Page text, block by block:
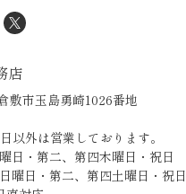
店
敷市玉島勇崎1026番地
以外は営業しております。
日・第二、第四木曜日・祝日
曜日・第二、第四土曜日・祝日